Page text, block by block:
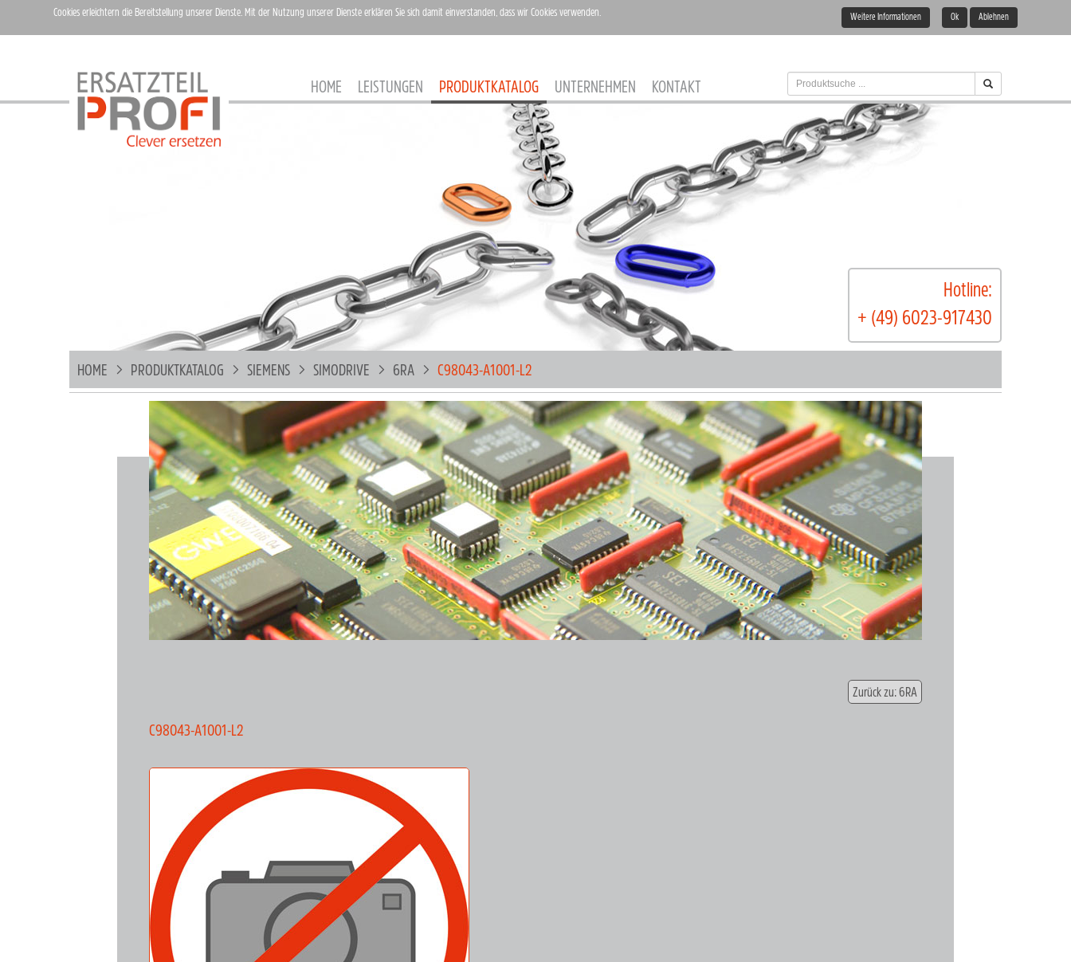
HOME LEISTUNGEN PRODUKTKATALOG UNTERNEHMEN KONTAKT
Hotline:
+ (49) 6023-917430
HOME PRODUKTKATALOG SIEMENS SIMODRIVE 6RA C98043-A1001-L2
Zurück zu: 6RA
C98043-A1001-L2
Cookies erleichtern die Bereitstellung unserer Dienste. Mit der Nutzung unserer Dienste erklären Sie sich damit einverstanden, dass wir Cookies verwenden. Weitere Informationen Ok Ablehnen